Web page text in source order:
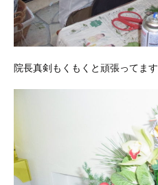
院長真剣もくもくと頑張ってます